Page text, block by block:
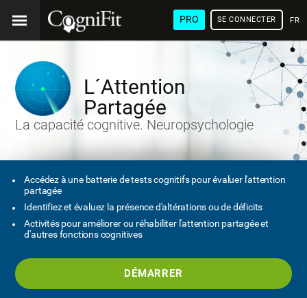
PRO SE CONNECTER
L´Attention
Partagée
La capacité cognitive. Neuropsychologie
Accédez à une batterie de tests cognitifs pour évaluer l'attention
partagée
Identifiez et évaluez la présence d'altérations ou de déficits
Activités pour améliorer ou réhabiliter l'attention partagée et
d'autres fonctions cognitives
DÉMARRER